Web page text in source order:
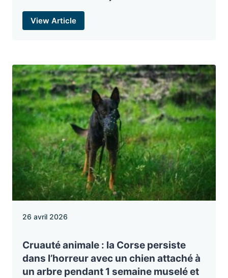
View Article
26 avril 2026
Cruauté animale : la Corse persiste
dans l’horreur avec un chien attaché à
un arbre pendant 1 semaine muselé et